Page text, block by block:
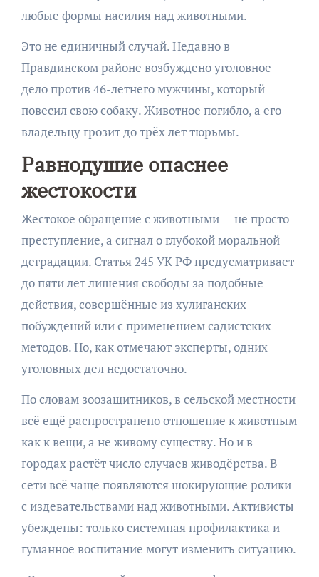
любые формы насилия над животными.
Это не единичный случай. Недавно в
Правдинском районе возбуждено уголовное
дело против 46-летнего мужчины, который
повесил свою собаку. Животное погибло, а его
владельцу грозит до трёх лет тюрьмы.
Равнодушие опаснее
жестокости
Жестокое обращение с животными — не просто
преступление, а сигнал о глубокой моральной
деградации. Статья 245 УК РФ предусматривает
до пяти лет лишения свободы за подобные
действия, совершённые из хулиганских
побуждений или с применением садистских
методов. Но, как отмечают эксперты, одних
уголовных дел недостаточно.
По словам зоозащитников, в сельской местности
всё ещё распространено отношение к животным
как к вещи, а не живому существу. Но и в
городах растёт число случаев живодёрства. В
сети всё чаще появляются шокирующие ролики
с издевательствами над животными. Активисты
убеждены: только системная профилактика и
гуманное воспитание могут изменить ситуацию.